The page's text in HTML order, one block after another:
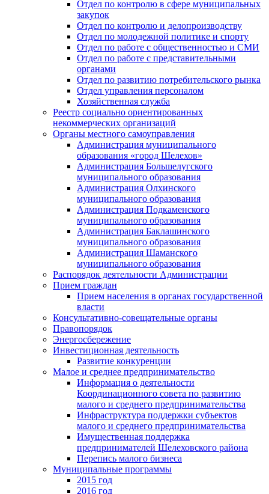
Отдел по контролю в сфере муниципальных
закупок
Отдел по контролю и делопроизводству
Отдел по молодежной политике и спорту
Отдел по работе с общественностью и СМИ
Отдел по работе с представительными
органами
Отдел по развитию потребительского рынка
Отдел управления персоналом
Хозяйственная служба
Реестр социально ориентированных
некоммерческих организаций
Органы местного самоуправления
Администрация муниципального
образования «город Шелехов»
Администрация Большелугского
муниципального образования
Администрация Олхинского
муниципального образования
Администрация Подкаменского
муниципального образования
Администрация Баклашинского
муниципального образования
Администрация Шаманского
муниципального образования
Распорядок деятельности Администрации
Прием граждан
Прием населения в органах государственной
власти
Консультативно-совещательные органы
Правопорядок
Энергосбережение
Инвестиционная деятельность
Развитие конкуренции
Малое и среднее предпринимательство
Информация о деятельности
Координационного совета по развитию
малого и среднего предпринимательства
Инфраструктура поддержки субъектов
малого и среднего предпринимательства
Имущественная поддержка
предпринимателей Шелеховского района
Перепись малого бизнеса
Муниципальные программы
2015 год
2016 год